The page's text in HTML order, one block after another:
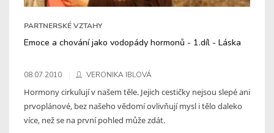
PARTNERSKÉ VZTAHY
Emoce a chování jako vodopády hormonů - 1.díl - Láska
08.07.2010 VERONIKA IBLOVÁ
Hormony cirkulují v našem těle. Jejich cestičky nejsou slepé ani
prvoplánové, bez našeho vědomí ovlivňují mysl i tělo daleko
více, než se na první pohled může zdát.